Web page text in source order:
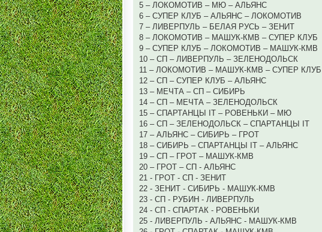
5 – ЛОКОМОТИВ – МЮ – АЛЬЯНС
6 – СУПЕР КЛУБ – АЛЬЯНС – ЛОКОМОТИВ
7 – ЛИВЕРПУЛЬ – БЕЛАЯ РУСЬ – ЗЕНИТ
8 – ЛОКОМОТИВ – МАШУК-КМВ – СУПЕР КЛУБ
9 – СУПЕР КЛУБ – ЛОКОМОТИВ – МАШУК-КМВ
10 – СП – ЛИВЕРПУЛЬ – ЗЕЛЕНОДОЛЬСК
11 – ЛОКОМОТИВ – МАШУК-КМВ – СУПЕР КЛУБ
12 – СП – СУПЕР КЛУБ – АЛЬЯНС
13 – МЕЧТА – СП – СИБИРЬ
14 – СП – МЕЧТА – ЗЕЛЕНОДОЛЬСК
15 – СПАРТАНЦЫ IT – РОВЕНЬКИ – МЮ
16 – СП – ЗЕЛЕНОДОЛЬСК – СПАРТАНЦЫ IT
17 – АЛЬЯНС – СИБИРЬ – ГРОТ
18 – СИБИРЬ – СПАРТАНЦЫ IT – АЛЬЯНС
19 – СП – ГРОТ – МАШУК-КМВ
20 – ГРОТ – СП - АЛЬЯНС
21 - ГРОТ - СП - ЗЕНИТ
22 - ЗЕНИТ - СИБИРЬ - МАШУК-КМВ
23 - СП - РУБИН - ЛИВЕРПУЛЬ
24 - СП - СПАРТАК - РОВЕНЬКИ
25 - ЛИВЕРПУЛЬ - АЛЬЯНС - МАШУК-КМВ